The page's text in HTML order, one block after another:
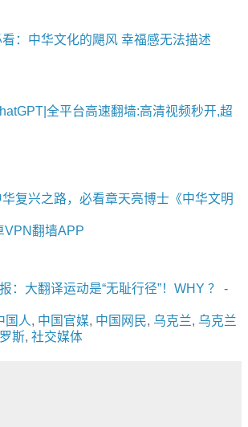
：中华文化的飓风 幸福感无法描述
全平台高速翻墙:高清视频秒开,超
复兴之路，必看章天亮博士《中华文明
VPN翻墙APP
：大翻译运动是“无耻行径”！WHY ？
-
国人, 中国官媒, 中国网民, 乌克兰, 乌克兰
斯, 社交媒体